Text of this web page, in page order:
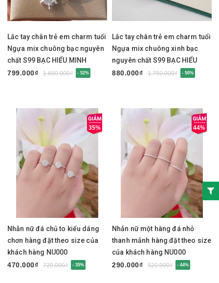
Lắc tay chân trẻ em charm tuổi
Ngựa mix chuông bạc nguyên
chất S99 BẠC HIỂU MINH
LTE584
799.000₫ 1.650.000₫ - 52%
Lắc tay chân trẻ em charm tuổi
Ngựa mix chuông xinh bạc
nguyên chất S99 BẠC HIỂU
MINH LTE583
880.000₫ 1.750.000₫ - 50%
35%
Nhẫn nữ đá chủ to kiểu dáng
chơn hàng đặt theo size của
khách hàng NU000
470.000₫
720.000₫ - 35%
44%
Nhẫn nữ một hàng đá nhỏ
thanh mảnh hàng đặt theo size
của khách hàng NU000
290.000₫
520.000₫ - 44%